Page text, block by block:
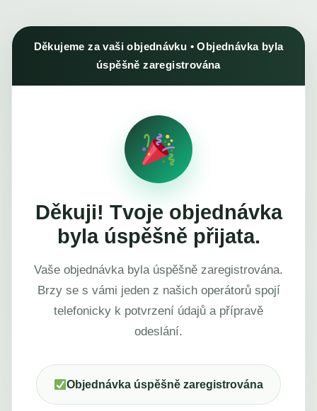
Děkujeme za vaši objednávku • Objednávka byla
úspěšně zaregistrována
Děkuji! Tvoje objednávka
byla úspěšně přijata.
Vaše objednávka byla úspěšně zaregistrována.
Brzy se s vámi jeden z našich operátorů spojí
telefonicky k potvrzení údajů a přípravě
odeslání.
Objednávka úspěšně zaregistrována